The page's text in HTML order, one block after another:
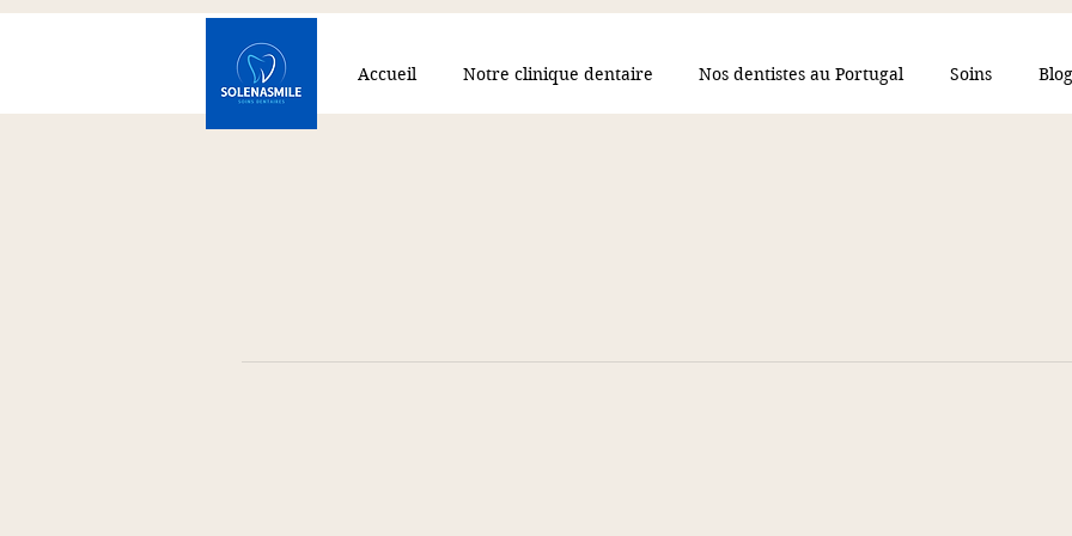
Accueil Notre clinique dentaire Nos dentistes au Portugal Soins Blog